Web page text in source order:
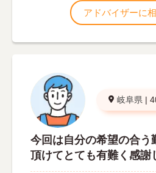
アドバイザーに
岐阜県 |
今回は自分の希望の合う
頂けてとても有難く感謝